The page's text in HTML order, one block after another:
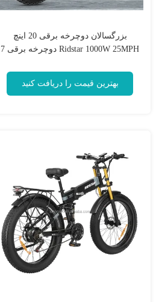
بزرگسالان دوچرخه برقی 20 اینچ
Ridstar 1000W 25MPH دوچرخه برقی 7
بهترین قیمت را دریافت کنید